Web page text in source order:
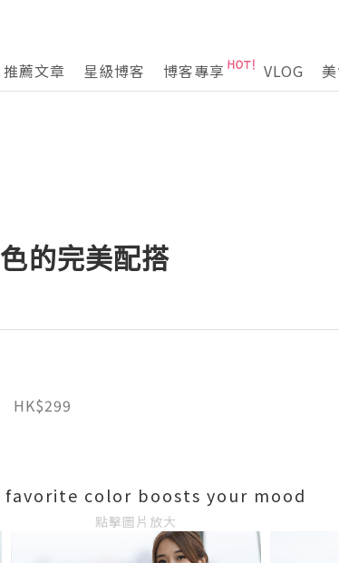
推薦文章 星級博客 博客專享 VLOG
的完美配搭
HK$299
favorite color boosts your mood
點擊圖片放大